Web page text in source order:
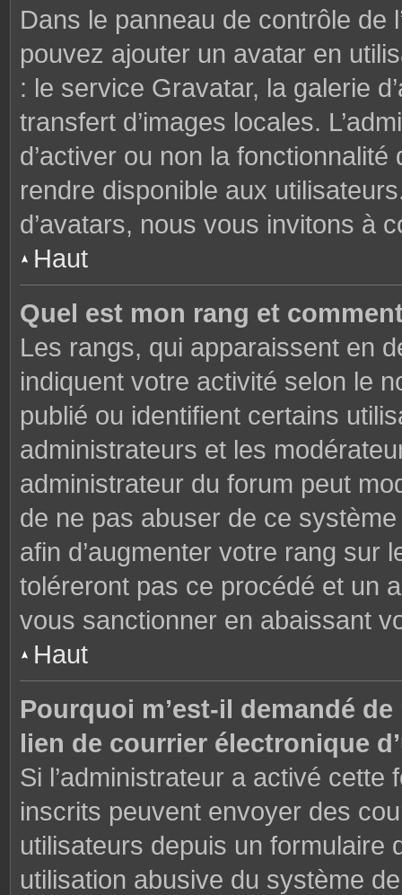
Dans le panneau de contrôle de
pouvez ajouter un avatar en
: le service Gravatar, la galerie
transfert d’images locales.
d’activer ou non la
rendre disponible aux
d’avatars, nous vous invitons à
Haut
Quel est mon rang et
Les rangs, qui apparaissent en
indiquent votre activité selon le
publié ou identifient certains
administrateurs et les
administrateur du forum peut
de ne pas abuser de ce
afin d’augmenter votre rang sur
toléreront pas ce procédé et un
vous sanctionner en abaissant
Haut
Pourquoi m’est-il demandé
lien de courrier électronique
Si l’administrateur a activé
inscrits peuvent envoyer des
utilisateurs depuis un formulaire
utilisation abusive du système